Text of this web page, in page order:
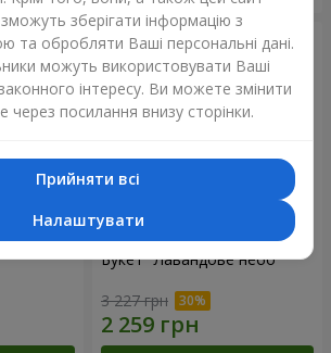
Букет "Лавандове небо"
3 227 грн
зберігати інформацію з
та обробляти Ваші персональні дані.
можуть використовувати Ваші
законного інтересу. Ви можете змінити
через посилання внизу сторінки.
Прийняти всі
Налаштувати